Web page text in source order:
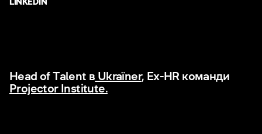
Head of Talent в Ukraїner, Ex-HR команди
Projector Institute.